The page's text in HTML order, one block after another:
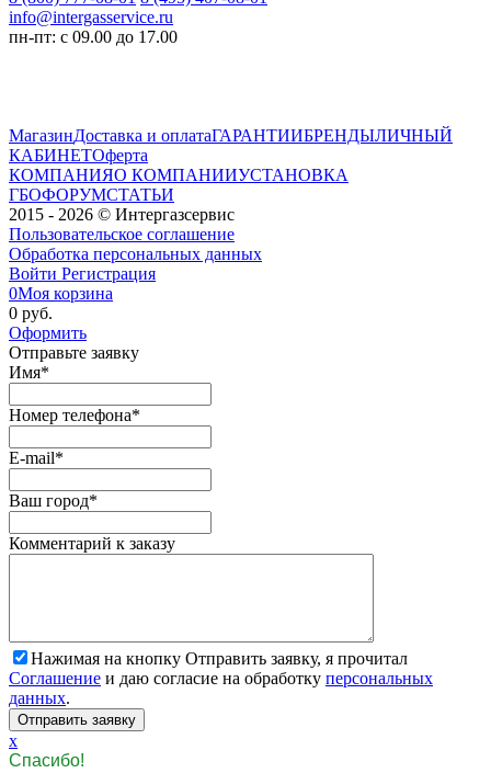
info@intergasservice.ru
пн-пт: с 09.00 до 17.00
МагазинДоставка и оплатаГАРАНТИИБРЕНДЫЛИЧНЫЙ
КАБИНЕТОферта
КОМПАНИЯО КОМПАНИИУСТАНОВКА
ГБОФОРУМСТАТЬИ
2015 - 2026 © Интергазсервис
Пользовательское соглашение
Обработка персональных данных
Войти Регистрация
0Моя корзина
0 руб.
Оформить
Отправьте заявку
Имя*
Номер телефона*
E-mail*
Ваш город*
Комментарий к заказу
Нажимая на кнопку Отправить заявку, я прочитал
Соглашение и даю согласие на обработку персональных
данных.
x
Спасибо!